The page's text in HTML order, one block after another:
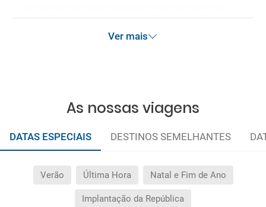
Ver mais
As nossas viagens
DATAS ESPECIAIS DESTINOS SEMELHANTES
Verão Última Hora Natal e Fim de Ano
Implantação da República